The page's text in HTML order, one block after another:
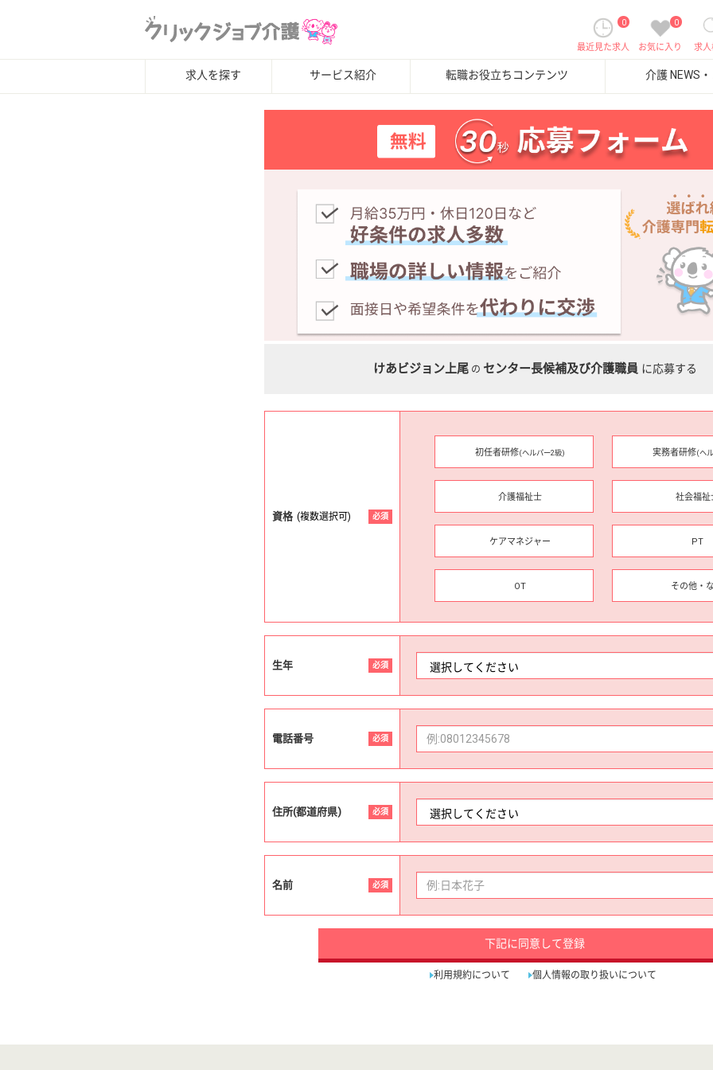
求
0
お気に入り
0
最近見た求人
求人を探す サービス紹介 転職お役立ちコンテンツ 介護 NEWS
けあビジョン上尾の センター長候補及び介護職員 に応募する
資格 (複数選択可) 必須
初任者研修(ヘルパー2級) 実務者研修(ヘ
介護福祉士 社会福祉
ケアマネジャー PT
OT その他・
生年 必須
電話番号 必須
住所(都道府県) 必須
名前 必須
下記に同意して登録
利用規約について 個人情報の取り扱いについて